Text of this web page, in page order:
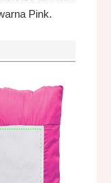
Pink.